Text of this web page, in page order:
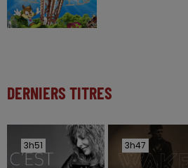
DERNIERS TITRES
3h51
3h51 3h47
3h47